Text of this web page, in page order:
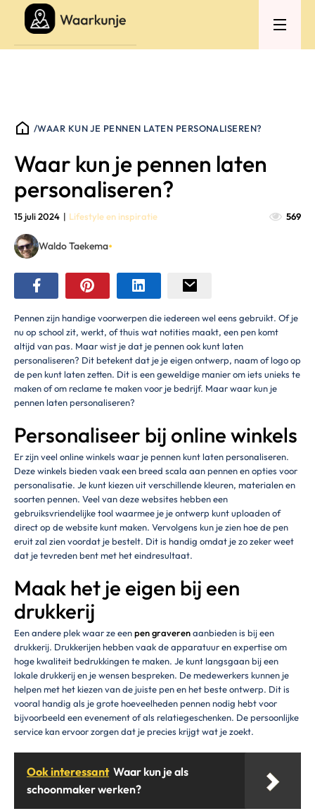
/WAAR KUN JE PENNEN LATEN PERSONALISEREN?
Waar kun je pennen laten
personaliseren?
15 juli 2024 | Lifestyle en inspiratie 569
Waldo Taekema•
Pennen zijn handige voorwerpen die iedereen wel eens gebruikt. Of je
nu op school zit, werkt, of thuis wat notities maakt, een pen komt
altijd van pas. Maar wist je dat je pennen ook kunt laten
personaliseren? Dit betekent dat je je eigen ontwerp, naam of logo op
de pen kunt laten zetten. Dit is een geweldige manier om iets unieks te
maken of om reclame te maken voor je bedrijf. Maar waar kun je
pennen laten personaliseren?
Personaliseer bij online winkels
Er zijn veel online winkels waar je pennen kunt laten personaliseren.
Deze winkels bieden vaak een breed scala aan pennen en opties voor
personalisatie. Je kunt kiezen uit verschillende kleuren, materialen en
soorten pennen. Veel van deze websites hebben een
gebruiksvriendelijke tool waarmee je je ontwerp kunt uploaden of
direct op de website kunt maken. Vervolgens kun je zien hoe de pen
eruit zal zien voordat je bestelt. Dit is handig omdat je zo zeker weet
dat je tevreden bent met het eindresultaat.
Maak het je eigen bij een
drukkerij
Een andere plek waar ze eenpen graverenaanbieden is bij een
drukkerij. Drukkerijen hebben vaak de apparatuur en expertise om
hoge kwaliteit bedrukkingen te maken. Je kunt langsgaan bij een
lokale drukkerij en je wensen bespreken. De medewerkers kunnen je
helpen met het kiezen van de juiste pen en het beste ontwerp. Dit is
vooral handig als je grote hoeveelheden pennen nodig hebt voor
bijvoorbeeld een evenement of als relatiegeschenken. De persoonlijke
service kan ervoor zorgen dat je precies krijgt wat je zoekt.
Ook interessant Waar kun je als
schoonmaker werken?